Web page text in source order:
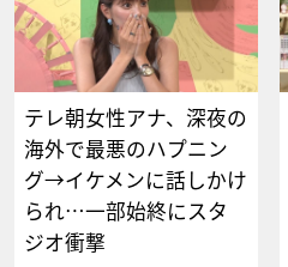
テレ朝女性アナ、深夜の
海外で最悪のハプニン
グ→イケメンに話しかけ
られ…一部始終にスタ
ジオ衝撃